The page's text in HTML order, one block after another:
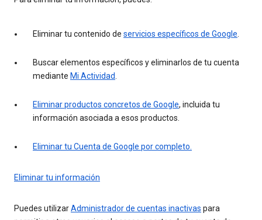
Eliminar tu contenido de servicios específicos de Google
Buscar elementos específicos y eliminarlos de tu cuenta
mediante Mi Actividad
Eliminar productos concretos de Google, incluida tu
información asociada a esos productos.
Eliminar tu Cuenta de Google por completo.
Eliminar tu información
Puedes utilizarAdministrador de cuentas inactivas para